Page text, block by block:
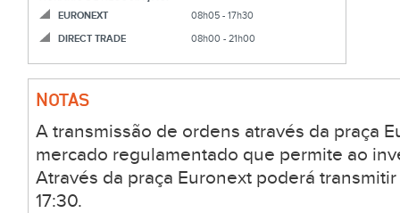
EURONEXT
08h05 - 17h30
DIRECT TRADE
08h00 - 21h00
NOTAS
A transmissão de ordens através da praça
mercado regulamentado que permite ao
Através da praça Euronext poderá
17:30.